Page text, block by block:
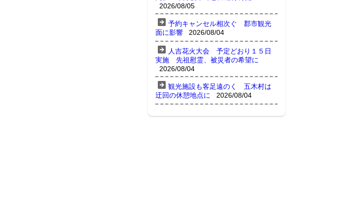
2026/08/05
予約キャンセル相次ぐ 郡市観光
面に影響2026/08/04
人吉花火大会 予定どおり１５日
実施 先祖慰霊、被災者の希望に
2026/08/04
観光施設も客足遠のく 五木村は
迂回の休憩地点に 2026/08/04